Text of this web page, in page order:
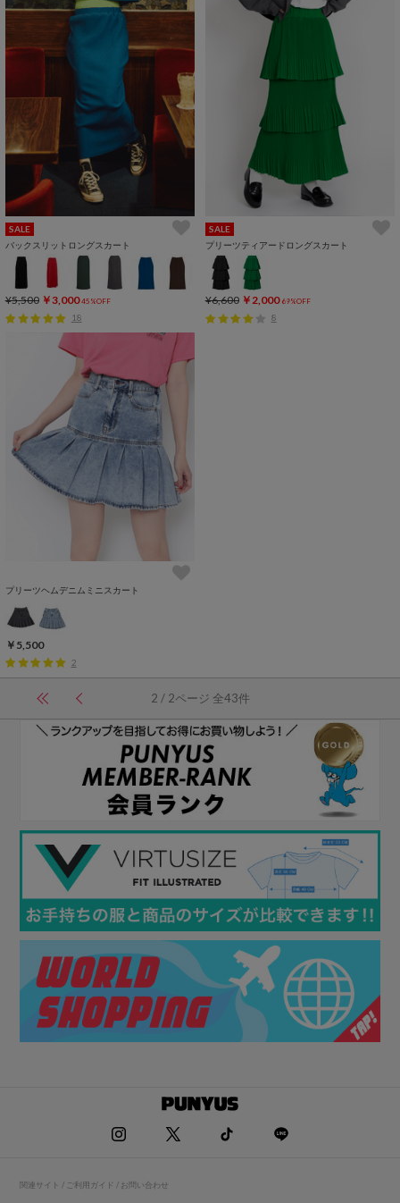
SALE
バックスリットロングスカート
¥5,500 ￥3,000 45%OFF
18
SALE
プリーツティアードロングスカート
¥6,600 ￥2,000 69%OFF
8
プリーツヘムデニムミニスカート
￥5,500
2
2 / 2ページ 全43件
関連サイト / ご利用ガイド / お問い合わせ